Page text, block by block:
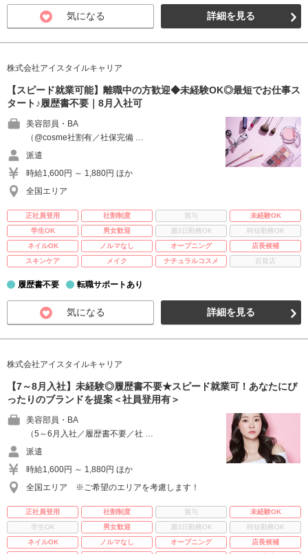
気になる 詳細を見る
株式会社アイスタイルキャリア
【スピード就業可能】離職中の方歓迎◆未経験OK◎最短でお仕事ス
タート♪履歴書不要｜8月入社可
美容部員・BA
（@cosme社割有／社保完備 …
派遣
時給1,600円 ～ 1,880円 ほか
全国エリア
正社員登用 社割制度 賞与
未経験OK
学生OK
男女歓迎 週3日勤務OK
時短勤務OK
ネイルOK
ノルマなし オープニング
店長候補
スキンケア
メイク ナチュラルコスメ 百貨店
履歴書不要 転職サポートあり
気になる 詳細を見る
株式会社アイスタイルキャリア
【7～8月入社】未経験◎履歴書不要★スピード就業可！あなたにぴ
ったりのブランドを提案＜社員登用有＞
美容部員・BA
（5～6月入社／履歴書不要／社 …
派遣
時給1,600円 ～ 1,880円 ほか
全国エリア ※ご希望のエリアを考慮します！
正社員登用 社割制度 賞与
未経験OK
学生OK
男女歓迎 週3日勤務OK
時短勤務OK
ネイルOK
ノルマなし オープニング
店長候補